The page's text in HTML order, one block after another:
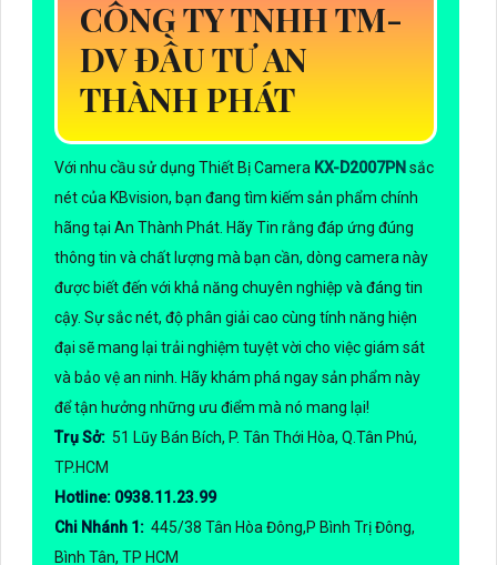
CÔNG TY TNHH TM-
DV ĐẦU TƯ AN
THÀNH PHÁT
Với nhu cầu sử dụng Thiết Bị Camera KX-D2007PN sắc
nét của KBvision, bạn đang tìm kiếm sản phẩm chính
hãng tại An Thành Phát. Hãy Tin rằng đáp ứng đúng
thông tin và chất lượng mà bạn cần, dòng camera này
được biết đến với khả năng chuyên nghiệp và đáng tin
cậy. Sự sắc nét, độ phân giải cao cùng tính năng hiện
đại sẽ mang lại trải nghiệm tuyệt vời cho việc giám sát
và bảo vệ an ninh. Hãy khám phá ngay sản phẩm này
để tận hưởng những ưu điểm mà nó mang lại!
Trụ Sở: 51 Lũy Bán Bích, P. Tân Thới Hòa, Q.Tân Phú,
TP.HCM
Hotline: 0938.11.23.99
Chi Nhánh 1: 445/38 Tân Hòa Đông,P Bình Trị Đông,
Bình Tân, TP HCM